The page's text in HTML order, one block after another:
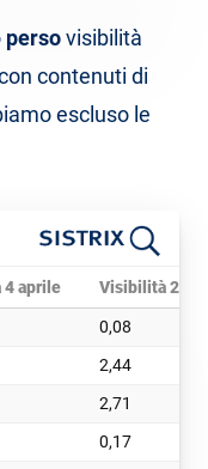
persovisibilità
contenuti di
escluso le
aprile Visibilità 27
0,08
2,44
2,71
0,17